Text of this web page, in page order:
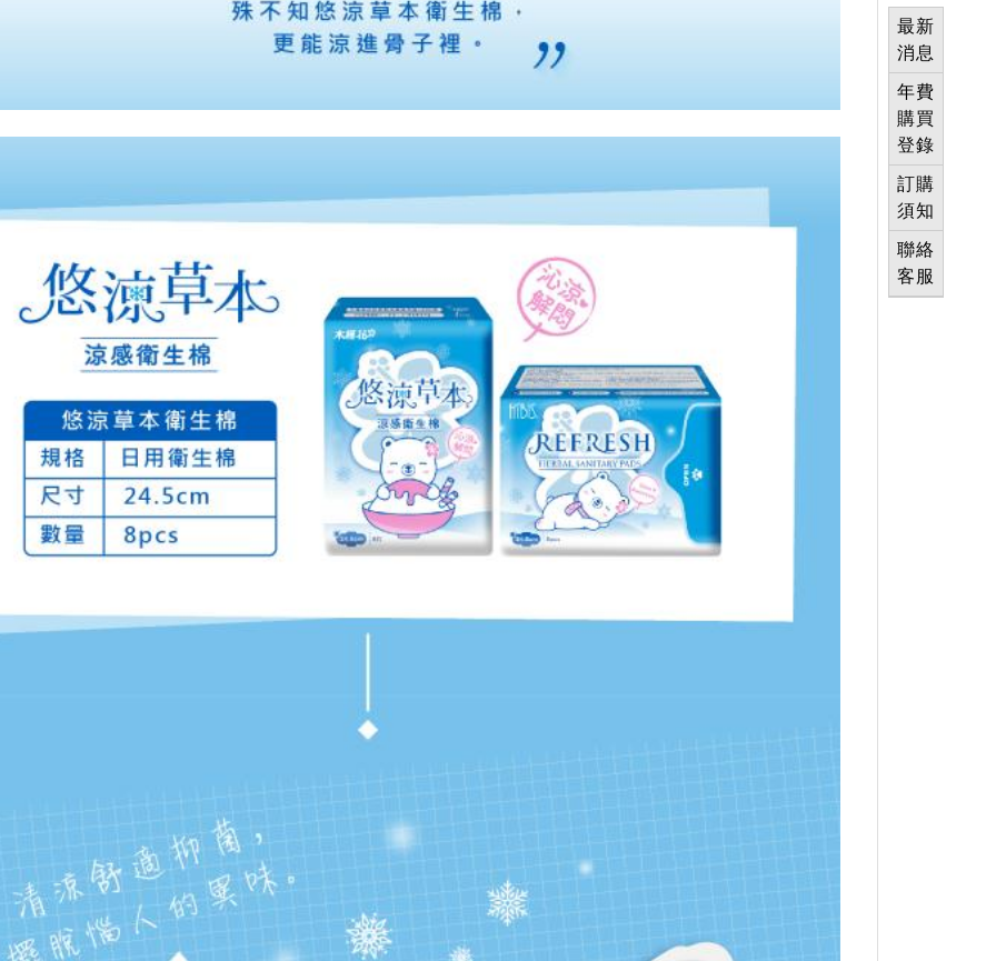
最新
消息
年費
購買
登錄
訂購
須知
聯絡
客服